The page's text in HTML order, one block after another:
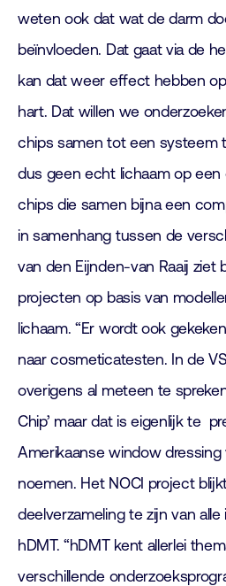
weten ook dat wat de darm
beïnvloeden. Dat gaat via de
kan dat weer effect hebben
hart. Dat willen we
chips samen tot een systeem
dus geen echt lichaam op een
chips die samen bijna een
in samenhang tussen de
van den Eijnden-van Raaij ziet
projecten op basis van
lichaam. “Er wordt ook
naar cosmeticatesten. In de
overigens al meteen te
Chip’ maar dat is eigenlijk te
Amerikaanse window dressing
noemen. Het NOCI project
deelverzameling te zijn van
hDMT. “hDMT kent allerlei
verschillende